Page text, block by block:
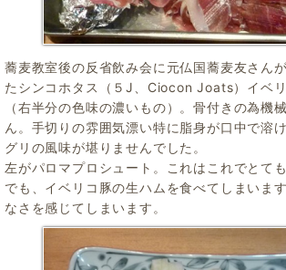
蕎麦教室後の反省飲み会に元仏国蕎麦友さん
たシンコホタス（５J、Ciocon Joats）イベ
（右半分の色味の濃いもの）。骨付きの為機
ん。手切りの雰囲気漂い特に脂身が口中で溶
グリの風味が堪りませんでした。
左がパロマプロシュート。これはこれでとて
でも、イベリコ豚の生ハムを食べてしまいま
なさを感じてしまいます。